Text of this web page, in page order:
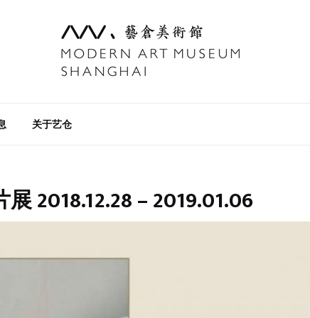
关于艺仓
2018.12.28 – 2019.01.06